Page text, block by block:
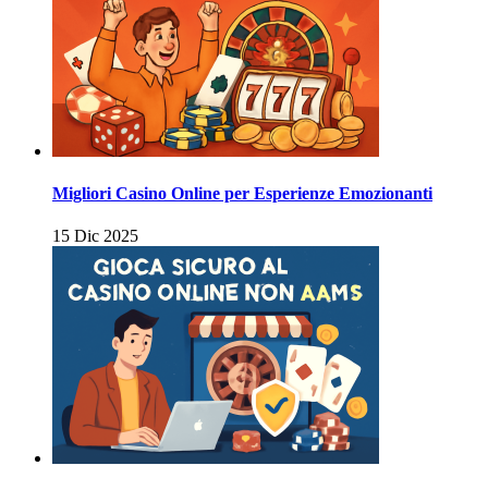
Migliori Casino Online per Esperienze Emozionanti
15 Dic 2025